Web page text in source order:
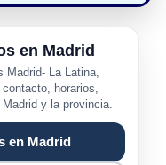
en Madrid
Madrid- La Latina,
horarios,
y la provincia.
en Madrid